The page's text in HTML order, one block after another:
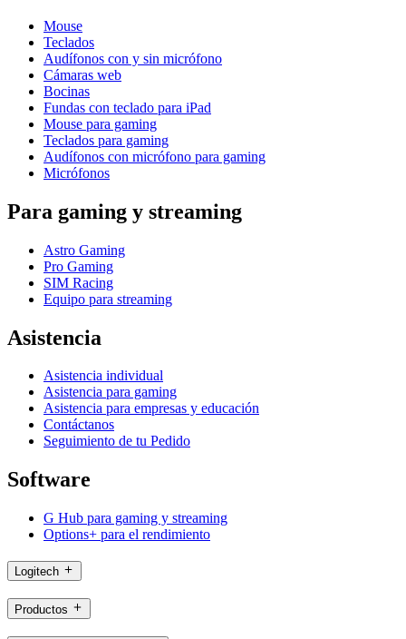
Mouse
Teclados
Audífonos con y sin micrófono
Cámaras web
Bocinas
Fundas con teclado para iPad
Mouse para gaming
Teclados para gaming
Audífonos con micrófono para gaming
Micrófonos
Para gaming y streaming
Astro Gaming
Pro Gaming
SIM Racing
Equipo para streaming
Asistencia
Asistencia individual
Asistencia para gaming
Asistencia para empresas y educación
Contáctanos
Seguimiento de tu Pedido
Software
G Hub para gaming y streaming
Options+ para el rendimiento
Logitech
Productos